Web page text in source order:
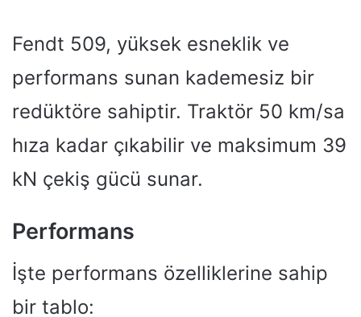
Fendt 509, yüksek esneklik ve
performans sunan kademesiz bir
redüktöre sahiptir. Traktör 50 km/sa
hıza kadar çıkabilir ve maksimum 39
kN çekiş gücü sunar.
Performans
İşte performans özelliklerine sahip
bir tablo: